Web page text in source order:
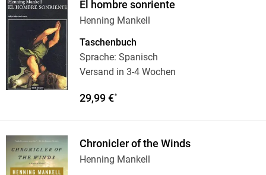
El hombre sonriente
Henning Mankell
Taschenbuch
Sprache: Spanisch
Versand in 3-4 Wochen
29,99 €*
Chronicler of the Winds
Henning Mankell